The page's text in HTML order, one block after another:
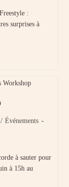
:
surprises à
/ Événements
à sauter pour
à 15h au